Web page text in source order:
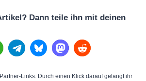
Dann teile ihn mit deinen
Links. Durch einen Klick darauf gelangt ihr